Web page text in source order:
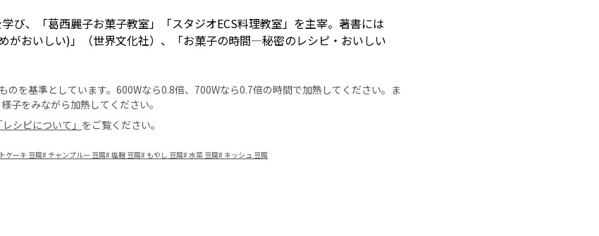
び、「葛西麗子お菓子教室」「スタジオECS料理教室」を主宰。著書には
がおいしい)」（世界文化社）、「お菓子の時間―秘密のレシピ・おいしい
を基準としています。600Wなら0.8倍、700Wなら0.7倍の時間で加熱してください。ま
子をみながら加熱してください。
「レシピについて」 をご覧ください。
ケーキ 豆腐# チャンプルー 豆腐#塩麹 豆腐# もやし 豆腐#水菜 豆腐# キッシュ 豆腐